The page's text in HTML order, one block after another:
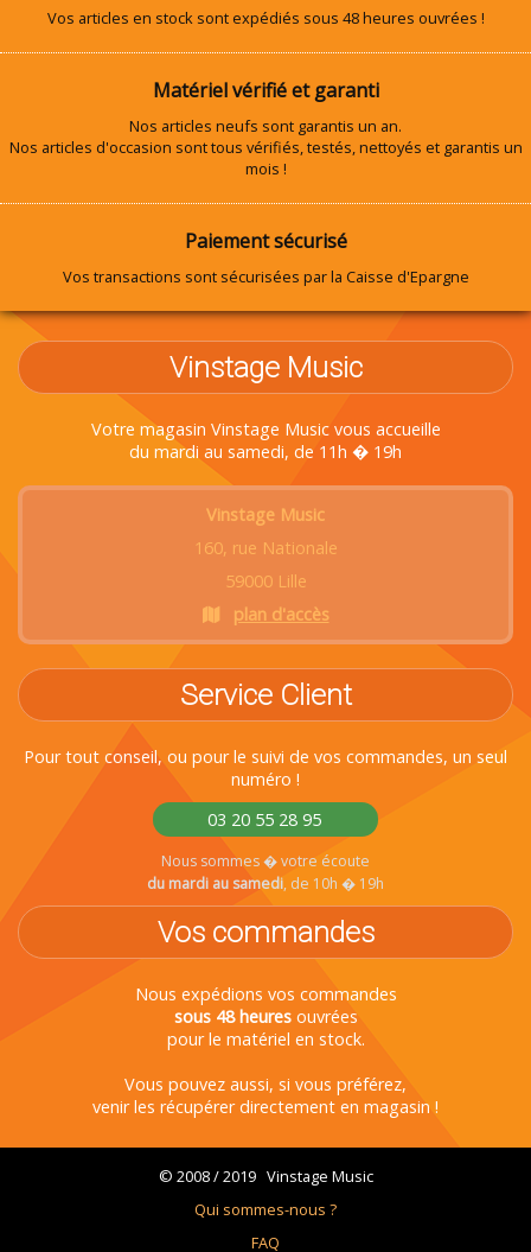
Vos articles en stock sont expédiés sous 48 heures ouvrées !
Matériel vérifié et garanti
Nos articles neufs sont garantis un an.
Nos articles d'occasion sont tous vérifiés, testés, nettoyés et garantis un
mois !
Paiement sécurisé
Vos transactions sont sécurisées par la Caisse d'Epargne
Vinstage Music
Votre magasin Vinstage Music vous accueille
du mardi au samedi, de 11h � 19h
Vinstage Music
160, rue Nationale
59000 Lille
plan d'accès
Service Client
Pour tout conseil, ou pour le suivi de vos commandes, un seul
numéro !
03 20 55 28 95
Nous sommes � votre écoute
du mardi au samedi, de 10h � 19h
Vos commandes
Nous expédions vos commandes
sous 48 heuresouvrées
pour le matériel en stock.
Vous pouvez aussi, si vous préférez,
venir les récupérer directement en magasin !
© 2008 / 2019 Vinstage Music
Qui sommes-nous ?
FAQ